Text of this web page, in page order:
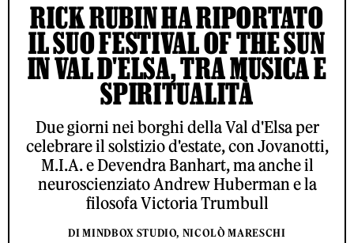
RICK RUBIN HA RIPORTATO
IL SUO FESTIVAL OF THE SUN
IN VAL D'ELSA, TRA MUSICA E
SPIRITUALITÀ
Due giorni nei borghi della Val d'Elsa per
celebrare il solstizio d'estate, con Jovanotti,
M.I.A. e Devendra Banhart, ma anche il
neuroscienziato Andrew Huberman e la
filosofa Victoria Trumbull
DI MINDBOX STUDIO, NICOLÒ MARESCHI